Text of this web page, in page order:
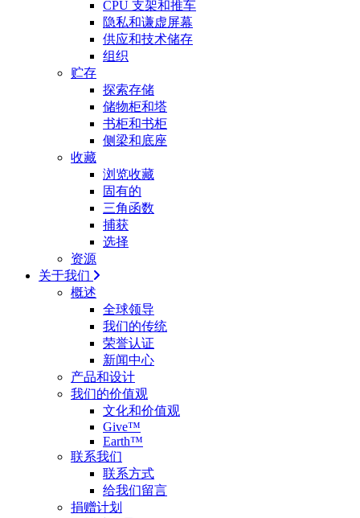
CPU 支架和推车
隐私和谦虚屏幕
供应和技术储存
组织
贮存
探索存储
储物柜和塔
书柜和书柜
侧梁和底座
收藏
浏览收藏
固有的
三角函数
捕获
选择
资源
关于我们
概述
全球领导
我们的传统
荣誉认证
新闻中心
产品和设计
我们的价值观
文化和价值观
Give™
Earth™
联系我们
联系方式
给我们留言
捐赠计划